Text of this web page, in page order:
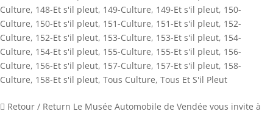
Culture, 148-Et s'il pleut, 149-Culture, 149-Et s'il pleut, 150-
Culture, 150-Et s'il pleut, 151-Culture, 151-Et s'il pleut, 152-
Culture, 152-Et s'il pleut, 153-Culture, 153-Et s'il pleut, 154-
Culture, 154-Et s'il pleut, 155-Culture, 155-Et s'il pleut, 156-
Culture, 156-Et s'il pleut, 157-Culture, 157-Et s'il pleut, 158-
Culture, 158-Et s'il pleut, Tous Culture, Tous Et S'il Pleut
 Retour / Return Le Musée Automobile de Vendée vous invite à